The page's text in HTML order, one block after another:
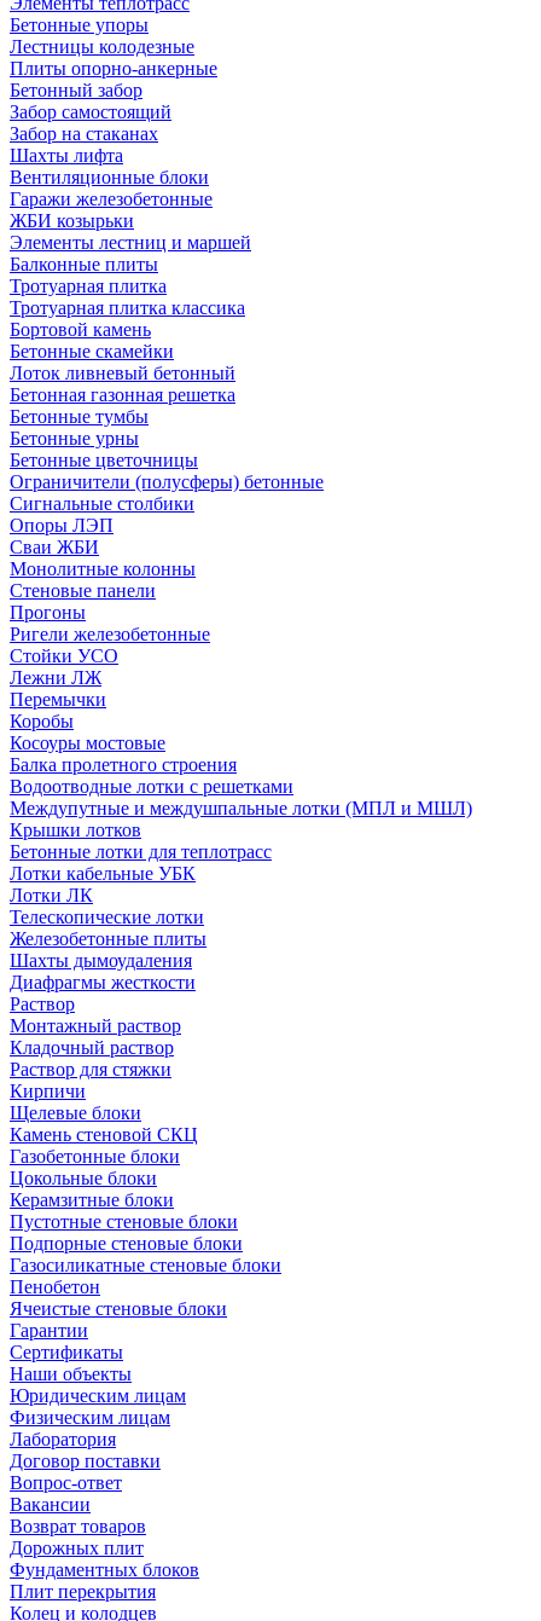
Бетонные упоры
Лестницы колодезные
Плиты опорно-анкерные
Бетонный забор
Забор самостоящий
Забор на стаканах
Шахты лифта
Вентиляционные блоки
Гаражи железобетонные
ЖБИ козырьки
Элементы лестниц и маршей
Балконные плиты
Тротуарная плитка
Тротуарная плитка классика
Бортовой камень
Бетонные скамейки
Лоток ливневый бетонный
Бетонная газонная решетка
Бетонные тумбы
Бетонные урны
Бетонные цветочницы
Ограничители (полусферы) бетонные
Сигнальные столбики
Опоры ЛЭП
Сваи ЖБИ
Монолитные колонны
Стеновые панели
Прогоны
Ригели железобетонные
Стойки УСО
Лежни ЛЖ
Перемычки
Коробы
Косоуры мостовые
Балка пролетного строения
Водоотводные лотки с решетками
Междупутные и междушпальные лотки (МПЛ и МШЛ)
Крышки лотков
Бетонные лотки для теплотрасс
Лотки кабельные УБК
Лотки ЛК
Телескопические лотки
Железобетонные плиты
Шахты дымоудаления
Диафрагмы жесткости
Раствор
Монтажный раствор
Кладочный раствор
Раствор для стяжки
Кирпичи
Щелевые блоки
Камень стеновой СКЦ
Газобетонные блоки
Цокольные блоки
Керамзитные блоки
Пустотные стеновые блоки
Подпорные стеновые блоки
Газосиликатные стеновые блоки
Пенобетон
Ячеистые стеновые блоки
Гарантии
Сертификаты
Наши объекты
Юридическим лицам
Физическим лицам
Лаборатория
Договор поставки
Вопрос-ответ
Вакансии
Возврат товаров
Дорожных плит
Фундаментных блоков
Плит перекрытия
Колец и колодцев